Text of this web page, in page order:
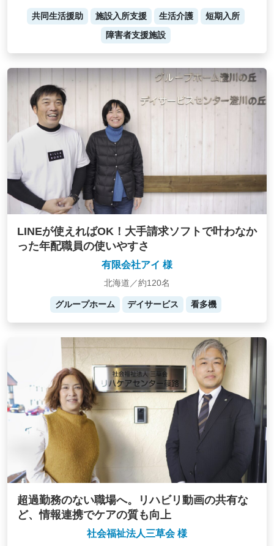
共同生活援助 施設入所支援 生活介護
短期入所
障害者支援施設
LINEが使えればOK！大手請求ソフトで叶わなか
った年配職員の使いやすさ
有限会社アイ 様
北海道／約120名
グループホーム デイサービス 看多機
超過勤務のない職場へ。リハビリ動画の共有な
ど、情報連携でケアの質も向上
社会福祉法人三草会 様